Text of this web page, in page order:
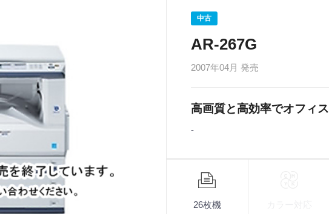
AR-267G
2007年04月 発売
中古
高画質と高効率でオフィ
-
26枚機